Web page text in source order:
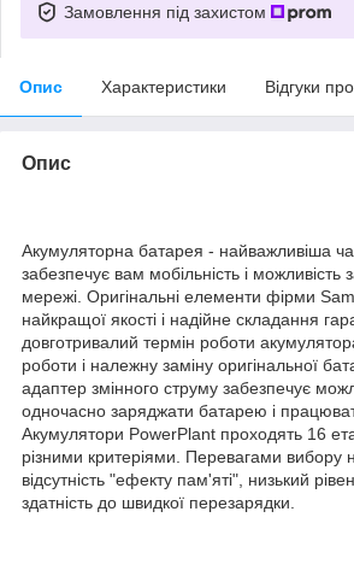
Замовлення під захистом
Опис Характеристики Відгуки
Опис
Акумуляторна батарея - найважливіша
забезпечує вам мобільність і
мережі. Оригінальні елементи фірми
найкращої якості і надійне складання
довготривалий термін роботи
роботи і належну заміну оригінальної
адаптер змінного струму забезпечує
одночасно заряджати батарею і
Акумулятори PowerPlant проходять 16
різними критеріями. Перевагами вибору
відсутність "ефекту пам'яті", низький
здатність до швидкої перезарядки.